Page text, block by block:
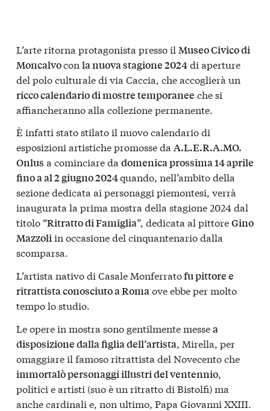
L’arte ritorna protagonista presso il Museo Civico di
Moncalvocon la nuova stagione 2024di aperture
del polo culturale di via Caccia, che accoglierà un
ricco calendario di mostre temporanee che si
affiancheranno alla collezione permanente.
È infatti stato stilato il nuovo calendario di
esposizioni artistiche promosse da A.L.E.R.A.MO.
Onlus a cominciare da domenica prossima 14 aprile
fino a al 2 giugno 2024quando, nell’ambito della
sezione dedicata ai personaggi piemontesi, verrà
inaugurata la prima mostra della stagione 2024 dal
titolo “Ritratto di Famiglia”, dedicata al pittoreGino
Mazzoliin occasione del cinquantenario dalla
scomparsa.
L’artista nativo di Casale Monferratofu pittore e
ritrattista conosciuto a Romaove ebbe per molto
tempo lo studio.
Le opere in mostra sono gentilmente messea
disposizione dalla figlia dell’artista, Mirella, per
omaggiare il famoso ritrattista del Novecento che
immortalò personaggi illustri del ventennio,
politici e artisti (suo è un ritratto di Bistolfi) ma
anche cardinali e, non ultimo, Papa Giovanni XXIII.